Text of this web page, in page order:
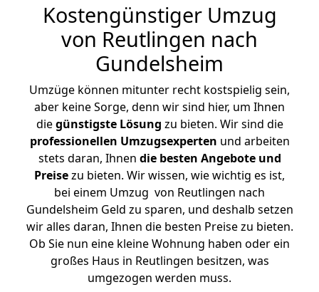
Kostengünstiger Umzug
von Reutlingen nach
Gundelsheim
Umzüge können mitunter recht kostspielig sein,
aber keine Sorge, denn wir sind hier, um Ihnen
diegünstigste Lösung zu bieten. Wir sind die
professionellen Umzugsexperten und arbeiten
stets daran, Ihnen die besten Angebote und
Preisezu bieten. Wir wissen, wie wichtig es ist,
bei einem Umzug von Reutlingen nach
Gundelsheim Geld zu sparen, und deshalb setzen
wir alles daran, Ihnen die besten Preise zu bieten.
Ob Sie nun eine kleine Wohnung haben oder ein
großes Haus in Reutlingen besitzen, was
umgezogen werden muss.